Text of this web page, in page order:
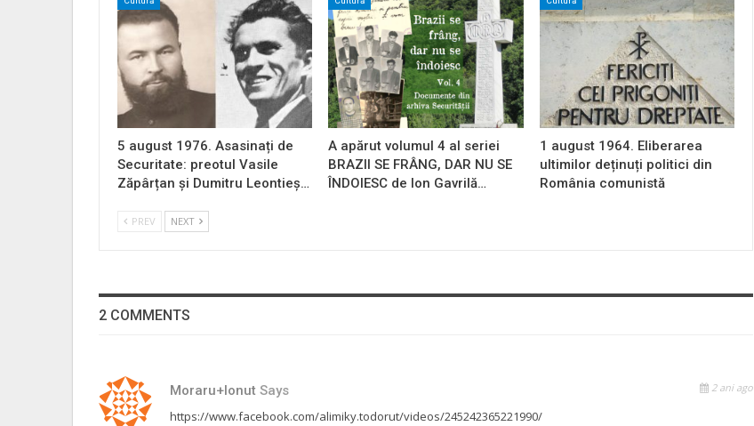
5 august 1976. Asasinați de
Securitate: preotul Vasile
Zăpârțan și Dumitru Leontieș…
A apărut volumul 4 al seriei
BRAZII SE FRÂNG, DAR NU SE
ÎNDOIESC de Ion Gavrilă…
1 august 1964. Eliberarea
ultimilor deținuți politici din
România comunistă
PREV NEXT
2 COMMENTS
Moraru+Ionut Says 2 ani ago
https://www.facebook.com/alimiky.todorut/videos/245242365221990/